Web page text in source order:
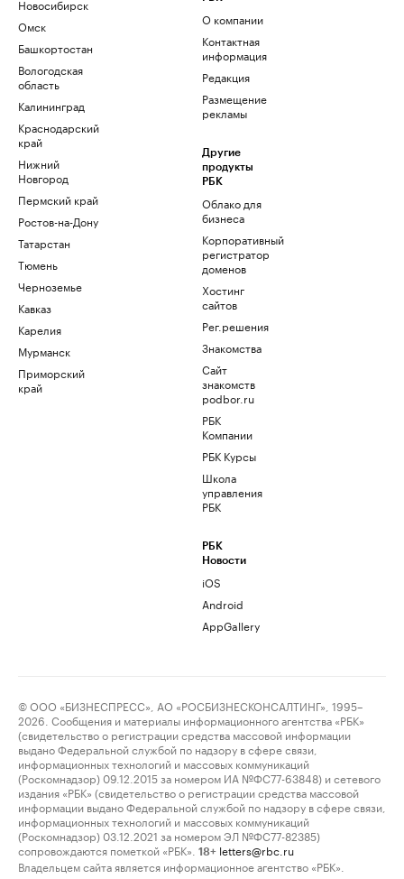
Новосибирск
Омск
Башкортостан
Вологодская
область
Калининград
Краснодарский
край
Нижний
Новгород
Пермский край
Ростов-на-Дону
Татарстан
Тюмень
Черноземье
Кавказ
Карелия
Мурманск
Приморский
край
О компании
Контактная
информация
Редакция
Размещение
рекламы
Другие
продукты
РБК
Облако для
бизнеса
Корпоративный
регистратор
доменов
Хостинг
сайтов
Рег.решения
Знакомства
Сайт
знакомств
podbor.ru
РБК
Компании
РБК Курсы
Школа
управления
РБК
РБК
Новости
iOS
Android
AppGallery
© ООО «БИЗНЕСПРЕСС», АО «РОСБИЗНЕСКОНСАЛТИНГ», 1995–
2026. Сообщения и материалы информационного агентства «РБК»
(свидетельство о регистрации средства массовой информации
выдано Федеральной службой по надзору в сфере связи,
информационных технологий и массовых коммуникаций
(Роскомнадзор) 09.12.2015 за номером ИА №ФС77-63848) и сетевого
издания «РБК» (свидетельство о регистрации средства массовой
информации выдано Федеральной службой по надзору в сфере связи,
информационных технологий и массовых коммуникаций
(Роскомнадзор) 03.12.2021 за номером ЭЛ №ФС77-82385)
сопровождаются пометкой «РБК».
18+ letters@rbc.ru
Владельцем сайта является информационное агентство «РБК».